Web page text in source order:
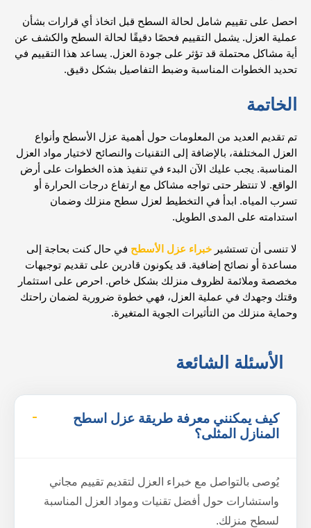
احصل على تقييم شامل لحالة السطح قبل اتخاذ أي قرارات بشأن
عملية العزل. يشمل التقييم فحصًا دقيقًا لحالة السطح والكشف عن
أية مشاكل محتملة قد تؤثر على جودة العزل. يساعد هذا التقييم في
تحديد الخطوات المناسبة وضبط التفاصيل بشكل دقيق.
الخاتمة
تم تقديم العديد من المعلومات حول أهمية عزل الأسطح وأنواع
العزل المختلفة، بالإضافة إلى التقنيات والنصائح لاختيار مواد العزل
المناسبة. يجب عليك الآن البدء في تنفيذ هذه الخطوات على أرض
الواقع. لا تنتظر حتى تواجه مشاكل مع ارتفاع درجات الحرارة أو
تسرب المياه. ابدأ في التخطيط لعزل سطح منزلك وضمان
استدامته على المدى الطويل.
لا تنسى أن تستشير خبراء عزل الأسطح في حال كنت بحاجة إلى
مساعدة أو نصائح إضافية. قد يكونون قادرين على تقديم توجيهات
مخصصة وملائمة لظروف منزلك بشكل خاص. احرص على استثمار
وقتك وجهدك في عملية العزل، فهي خطوة ضرورية لضمان راحتك
وحماية منزلك من التأثيرات الجوية المتغيرة.
الأسئلة الشائعة
كيف يمكنني معرفة طريقة عزل اسطح
المنازل المثلى؟
يُوصى بالتواصل مع خبراء العزل لتقديم تقييم مجاني
واستشارات حول أفضل تقنيات ومواد العزل المناسبة
لسطح منزلك.